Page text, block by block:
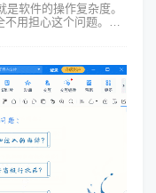
软件的操作复杂度。
用担心这个问题。它